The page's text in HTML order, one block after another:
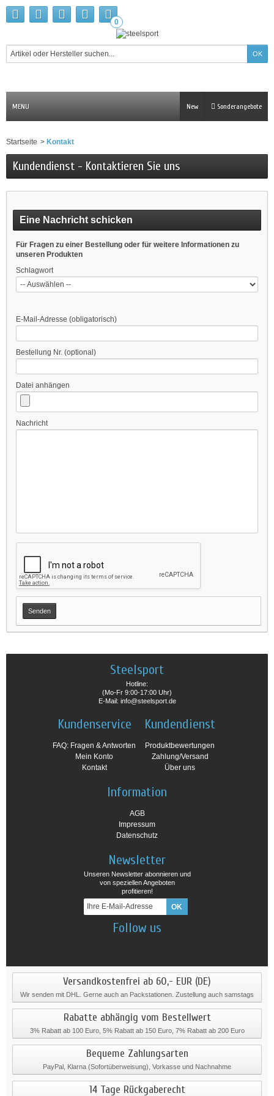
0
MENU Sonderangebote
New
Startseite > Kontakt
Kundendienst - Kontaktieren Sie uns
Eine Nachricht schicken
Für Fragen zu einer Bestellung oder für weitere Informationen zu
unseren Produkten
Schlagwort
E-Mail-Adresse (obligatorisch)
Bestellung Nr. (optional)
Datei anhängen
Nachricht
Steelsport
Hotline:
(Mo-Fr 9:00-17:00 Uhr)
E-Mail: info@steelsport.de
Kundenservice
FAQ: Fragen & Antworten
Mein Konto
Kontakt
Kundendienst
Produktbewertungen
Zahlung/Versand
Über uns
Information
AGB
Impressum
Datenschutz
Newsletter
Unseren Newsletter abonnieren und
von speziellen Angeboten
profitieren!
Follow us
Versandkostenfrei ab 60,- EUR (DE)
Wir senden mit DHL. Gerne auch an Packstationen. Zustellung auch samstags
Rabatte abhängig vom Bestellwert
3% Rabatt ab 100 Euro, 5% Rabatt ab 150 Euro, 7% Rabatt ab 200 Euro
Bequeme Zahlungsarten
PayPal, Klarna (Sofortüberweisung), Vorkasse und Nachnahme
14 Tage Rückgaberecht